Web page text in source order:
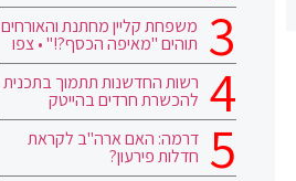
משפחת קליין מחתנת והאורחים
תוהים "מאיפה הכסף?!" • צפו
רשות החדשנות תתמוך בתכנית
להכשרת חרדים בהייטק
דרמה: האם ארה"ב לקראת
חדלות פירעון?